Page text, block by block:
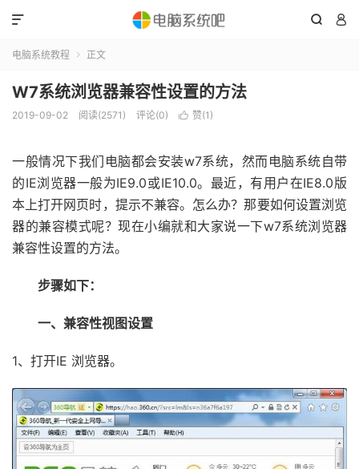
 

电脑系统教程  正文
W7系统浏览器兼容性设置的方法
2019-09-02 阅读(2571) 评论(0)  赞(1 )
一般情况下我们电脑都会安装w7系统，然而电脑系统自带
的IE浏览器一般为IE9.0或IE10.0。最近，有用户在IE8.0版
本上打开网页时，提示不兼容。怎么办？那要如何设置浏览
器的兼容模式呢？现在小编就和大家说一下w7系统浏览器
兼容性设置的方法。
步骤如下：
一、兼容性视图设置
1、打开IE 浏览器。